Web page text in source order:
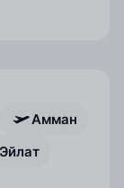
Амман
Эйлат